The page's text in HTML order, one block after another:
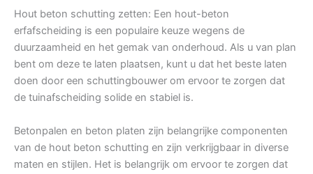
Hout beton schutting zetten: Een hout-beton
erfafscheiding is een populaire keuze wegens de
duurzaamheid en het gemak van onderhoud. Als u van plan
bent om deze te laten plaatsen, kunt u dat het beste laten
doen door een schuttingbouwer om ervoor te zorgen dat
de tuinafscheiding solide en stabiel is.
Betonpalen en beton platen zijn belangrijke componenten
van de hout beton schutting en zijn verkrijgbaar in diverse
maten en stijlen. Het is belangrijk om ervoor te zorgen dat